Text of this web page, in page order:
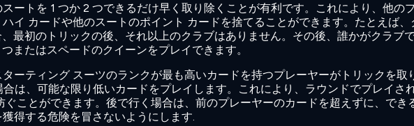
ートを 1 つか 2 つできるだけ早く取り除くことが有利です。これにより、他の
イ カードや他のスートのポイント カードを捨てることができます。たとえば、
最初のトリックの後、それ以上のクラブはありません。その後、誰かがクラブ
またはスペードのクイーンをプレイできます。
ーティング スーツのランクが最も高いカードを持つプレーヤーがトリックを取
は、可能な限り低いカードをプレイします。これにより、ラウンドでプレイさ
ことができます。後で行く場合は、前のプレーヤーのカードを超えずに、でき
得する危険を冒さないようにします.